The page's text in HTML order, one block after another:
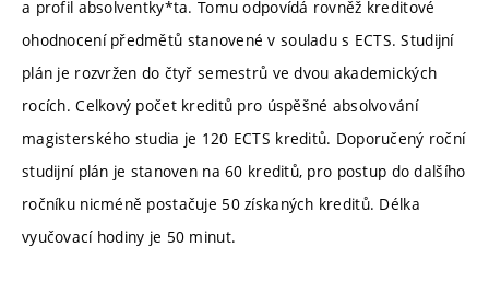
a profil absolventky*ta. Tomu odpovídá rovněž kreditové
ohodnocení předmětů stanovené v souladu s ECTS. Studijní
plán je rozvržen do čtyř semestrů ve dvou akademických
rocích. Celkový počet kreditů pro úspěšné absolvování
magisterského studia je 120 ECTS kreditů. Doporučený roční
studijní plán je stanoven na 60 kreditů, pro postup do dalšího
ročníku nicméně postačuje 50 získaných kreditů. Délka
vyučovací hodiny je 50 minut.